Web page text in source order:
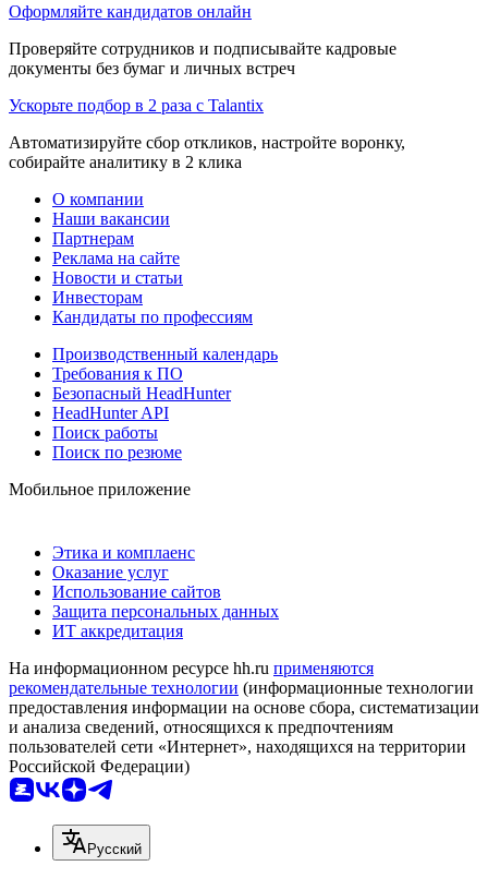
Оформляйте кандидатов онлайн
Проверяйте сотрудников и подписывайте кадровые
документы без бумаг и личных встреч
Ускорьте подбор в 2 раза с Talantix
Автоматизируйте сбор откликов, настройте воронку,
собирайте аналитику в 2 клика
О компании
Наши вакансии
Партнерам
Реклама на сайте
Новости и статьи
Инвесторам
Кандидаты по профессиям
Производственный календарь
Требования к ПО
Безопасный HeadHunter
HeadHunter API
Поиск работы
Поиск по резюме
Мобильное приложение
Этика и комплаенс
Оказание услуг
Использование сайтов
Защита персональных данных
ИТ аккредитация
На информационном ресурсе hh.ru применяются
рекомендательные технологии (информационные технологии
предоставления информации на основе сбора, систематизации
и анализа сведений, относящихся к предпочтениям
пользователей сети «Интернет», находящихся на территории
Российской Федерации)
Русский